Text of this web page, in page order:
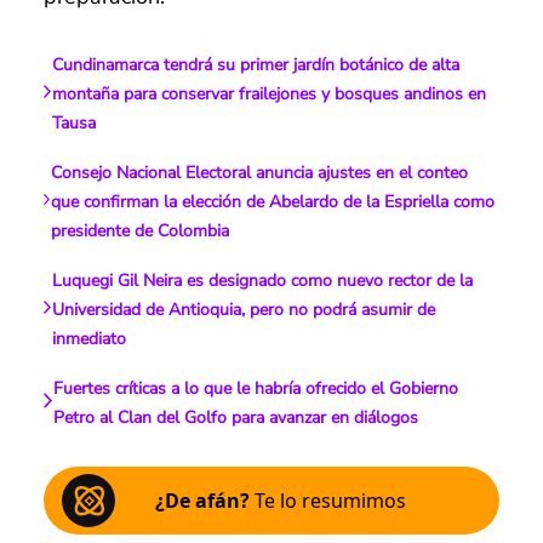
Cundinamarca tendrá su primer jardín botánico de alta
montaña para conservar frailejones y bosques andinos en
Tausa
Consejo Nacional Electoral anuncia ajustes en el conteo
que confirman la elección de Abelardo de la Espriella como
presidente de Colombia
Luquegi Gil Neira es designado como nuevo rector de la
Universidad de Antioquia, pero no podrá asumir de
inmediato
Fuertes críticas a lo que le habría ofrecido el Gobierno
Petro al Clan del Golfo para avanzar en diálogos
¿De afán?Te lo resumimos